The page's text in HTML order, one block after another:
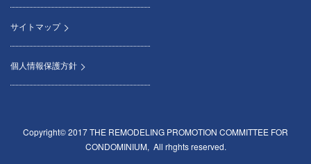
サイトマップ
個人情報保護方針
Copyright© 2017 THE REMODELING PROMOTION COMMITTEE FOR
CONDOMINIUM, All rhghts reserved.